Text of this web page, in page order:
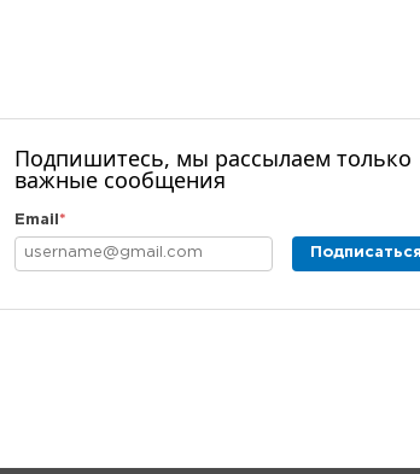
Подпишитесь, мы рассылаем только
важные сообщения
Email *
Подписаться